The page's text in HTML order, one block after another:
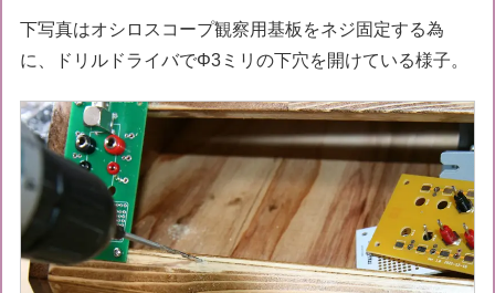
下写真はオシロスコープ観察用基板をネジ固定する為
に、ドリルドライバでΦ3ミリの下穴を開けている様子。